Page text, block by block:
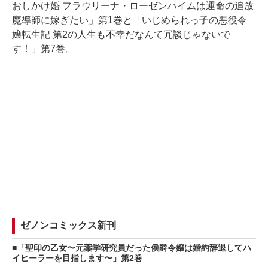
おしかけ婚 フラウリーナ・ローゼンハイムは運命の追放
魔導師に嫁ぎたい」第1巻と「いじめられっ子の悪役令
嬢転生記 第2の人生も不幸だなんて冗談じゃないで
す！」第7巻。
ゼノンコミックス新刊
「聖印の乙女〜元薬学研究員だった侯爵令嬢は婚約辞退してハ
イヒーラーを目指します〜」第2巻